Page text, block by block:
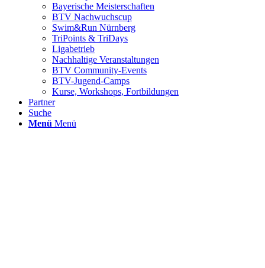
Bayerische Meisterschaften
BTV Nachwuchscup
Swim&Run Nürnberg
TriPoints & TriDays
Ligabetrieb
Nachhaltige Veranstaltungen
BTV Community-Events
BTV-Jugend-Camps
Kurse, Workshops, Fortbildungen
Partner
Suche
Menü Menü